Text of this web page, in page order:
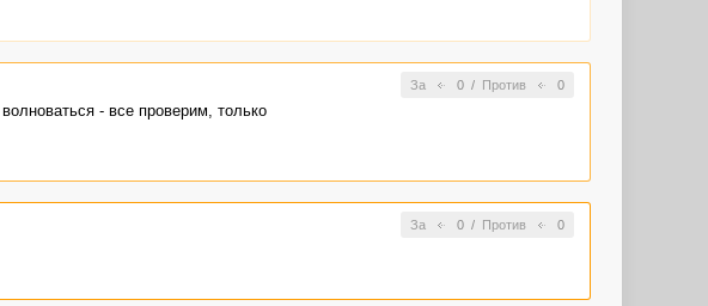
За 0/ Против 0
- все проверим, только
За 0/ Против 0